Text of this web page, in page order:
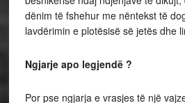
dënim të fshehur me nëntekst të
lavdërimin e plotësisë së jetës dhe
Ngjarje apo legjendë ?
Por pse ngjarja e vrasjes të një